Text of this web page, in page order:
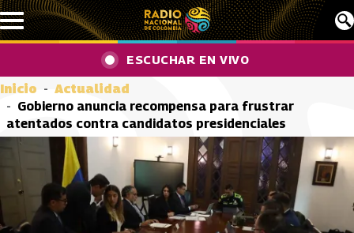
Pasar al contenido principal
ESCUCHAR EN VIVO
Inicio
Actualidad
Gobierno anuncia recompensa para frustrar
atentados contra candidatos presidenciales